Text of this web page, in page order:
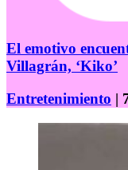
El emotivo
Villagrán, ‘Kiko’
Entretenimiento |